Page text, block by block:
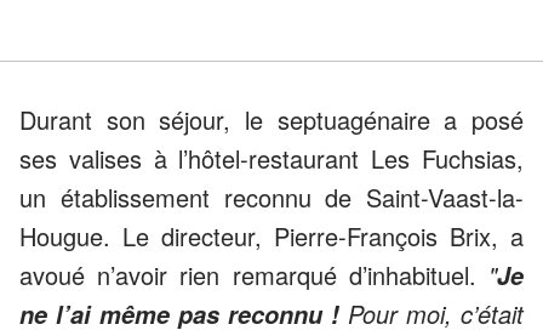
Durant son séjour, le septuagénaire a posé
ses valises à l’hôtel-restaurant Les Fuchsias,
un établissement reconnu de Saint-Vaast-la-
Hougue. Le directeur, Pierre-François Brix, a
avoué n’avoir rien remarqué d’inhabituel. "Je
ne l’ai même pas reconnu ! Pour moi, c’était